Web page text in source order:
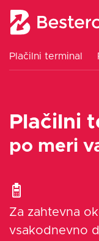
Plačilni terminal
Cenik
Navodila
Integracija
Plačilni
po meri
Za zahtevna
vsakodnevno